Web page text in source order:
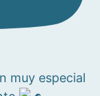
muy especial